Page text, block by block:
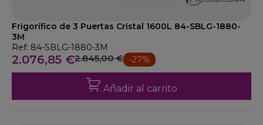
Frigorífico de 3 Puertas Cristal 1600L 84-SBLG-1880-
3M
Ref: 84-SBLG-1880-3M
2.076,85 €2.845,00 € -27%
Añadir al carrito